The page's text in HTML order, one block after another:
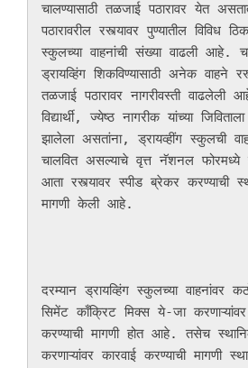
चालण्यासाठी तळजाई पठारावर येत
पठारावरील रस्त्यावर पुण्यातील विविध
स्कुलच्या वाहनांची संख्या वाढली आहे.
ड्रायव्हिंग शिकविण्यासाठी अनेक वाहने
तळजाई पठारावर नागरीवस्ती वाढलेली
विद्यार्थी, ज्येष्ठ नागरीक यांच्या
झालेला असतांना, ड्रायव्हींग स्कुलची
चालवित असल्याचे वृत्त नॅशनल फोरमध्ये
आता रस्त्यावर स्पीड ब्रेकर करण्याची
मागणी केली आहे.
दरम्यान ड्रायव्हिंग स्कुलच्या वाहनांवर
सिमेंट काँक्रिट मिक्स ये-जा
करण्याची मागणी होत आहे. तसेच
करणाऱ्यांवर कारवाई करण्याची मागणी